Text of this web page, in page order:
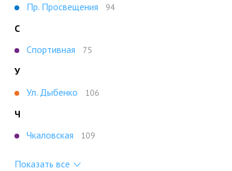
Пр. Просвещения 94
С
Спортивная
75
У
Ул. Дыбенко
106
Ч
Чкаловская
109
Показать все